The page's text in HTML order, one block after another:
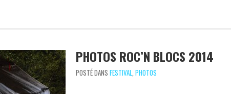
PHOTOS ROC’N BLOCS 2014
POSTÉ DANS FESTIVAL, PHOTOS